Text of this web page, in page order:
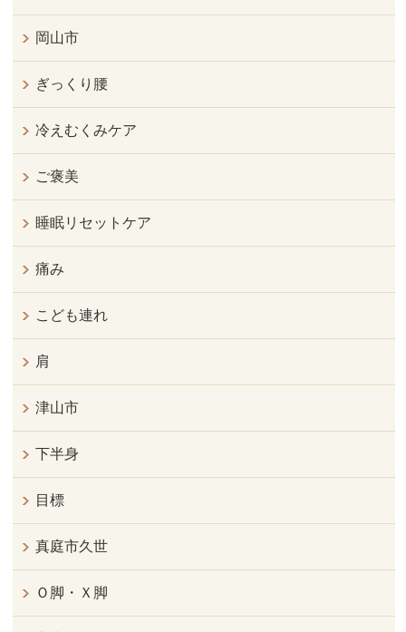
岡山市
ぎっくり腰
冷えむくみケア
ご褒美
睡眠リセットケア
痛み
こども連れ
肩
津山市
下半身
目標
真庭市久世
Ｏ脚・Ｘ脚